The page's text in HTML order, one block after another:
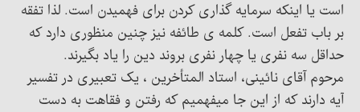
است یا اینکه سرمایه گذاری کردن برای فهمیدن است. لذا تفقه
بر باب تفعل است. کلمه ی طائفه نیز چنین منظوری دارد که
حداقل سه نفری یا چهار نفری بروند دین را یاد بگیرند.
مرحوم آقای نائینی، استاد المتأخرین ، یک تعبیری در تفسیر
آیه دارند که از این جا میفهمیم که رفتن و فقاهت به دست